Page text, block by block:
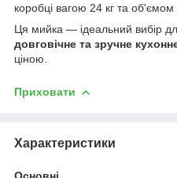
коробці вагою 24 кг та об'ємом
Ця мийка — ідеальний вибір
довговічне та зручне
ціною.
Приховати
Характеристики
Основні